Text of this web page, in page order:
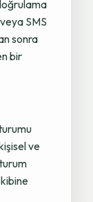
SMS
sonra
bir
ve